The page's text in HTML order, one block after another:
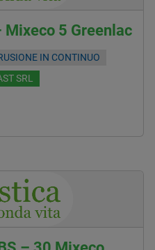
Mixeco 5 Greenlac
IN CONTINUO
SRL